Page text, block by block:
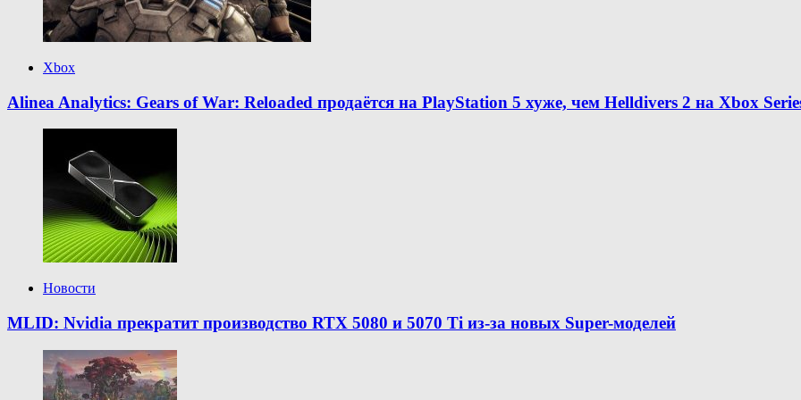
Xbox
Alinea Analytics: Gears of War: Reloaded продаётся на PlayStation 5 хуже, чем Helldivers 2 на Xbox
Новости
MLID: Nvidia прекратит производство RTX 5080 и 5070 Ti из-за новых Super-моделей